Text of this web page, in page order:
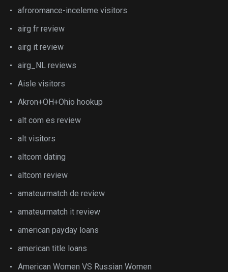
afroromance-inceleme visitors
airg fr review
airg it review
airg_NL reviews
Aisle visitors
Akron+OH+Ohio hookup
alt com es review
alt visitors
altcom dating
altcom review
amateurmatch de review
amateurmatch it review
american payday loans
american title loans
American Women VS Russian Women